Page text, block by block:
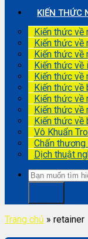
KIẾN THỨC
Kiến thức về
Kiến thức về
Kiến thức về
Kiến thức về
Kiến thức về
Kiến thức về
Kiến thức về
Kiến thức về
Kiến thức về
Vô Khuẩn
Chấn thương
Dịch thuật
Trang chủ » retainer